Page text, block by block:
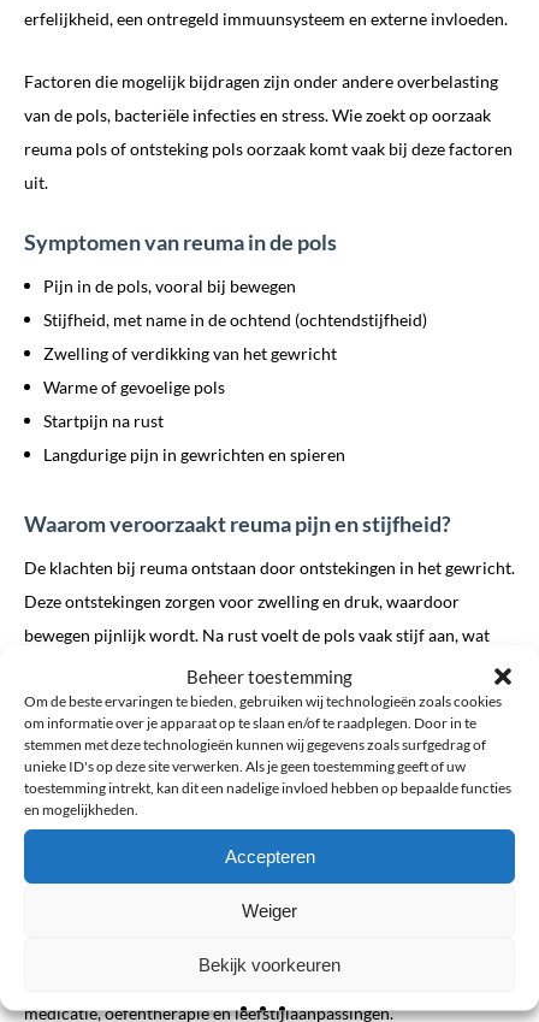
Beheer toestemming
Om de beste ervaringen te bieden, gebruiken wij technologieën zoals cookies
om informatie over je apparaat op te slaan en/of te raadplegen. Door in te
stemmen met deze technologieën kunnen wij gegevens zoals surfgedrag of
unieke ID's op deze site verwerken. Als je geen toestemming geeft of uw
toestemming intrekt, kan dit een nadelige invloed hebben op bepaalde functies
en mogelijkheden.
Accepteren
Weiger
Bekijk voorkeuren
erfelijkheid, een ontregeld immuunsysteem en externe invloeden.
Factoren die mogelijk bijdragen zijn onder andere overbelasting
van de pols, bacteriële infecties en stress. Wie zoekt op oorzaak
reuma pols of ontsteking pols oorzaak komt vaak bij deze factoren
uit.
Symptomen van reuma in de pols
Pijn in de pols, vooral bij bewegen
Stijfheid, met name in de ochtend (ochtendstijfheid)
Zwelling of verdikking van het gewricht
Warme of gevoelige pols
Startpijn na rust
Langdurige pijn in gewrichten en spieren
Waarom veroorzaakt reuma pijn en stijfheid?
De klachten bij reuma ontstaan door ontstekingen in het gewricht.
Deze ontstekingen zorgen voor zwelling en druk, waardoor
bewegen pijnlijk wordt. Na rust voelt de pols vaak stijf aan, wat
kenmerkend is voor reumatische klachten.
Diagnose en behandeling van reuma in de pols
Reuma is een chronische aandoening en kan niet volledig genezen
juiste behandeling. Dit bestaat vaak uit een combinatie van
medicatie, oefentherapie en leefstijlaanpassingen.